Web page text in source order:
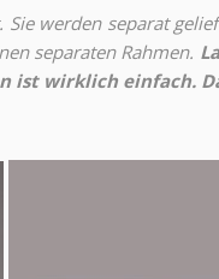
werden separat
separaten Rahmen.
ist wirklich einfach.